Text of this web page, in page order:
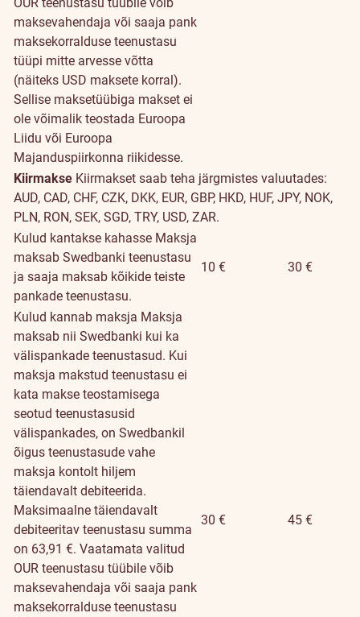
maksevahendaja või saaja pank
maksekorralduse teenustasu
tüüpi mitte arvesse võtta
(näiteks USD maksete korral).
Sellise maksetüübiga makset ei
ole võimalik teostada Euroopa
Liidu või Euroopa
Majanduspiirkonna riikidesse.
Kiirmakse Kiirmakset saab teha järgmistes valuutades:
AUD, CAD, CHF, CZK, DKK, EUR, GBP, HKD, HUF, JPY, NOK,
PLN, RON, SEK, SGD, TRY, USD, ZAR.
Kulud kantakse kahasse Maksja
maksab Swedbanki teenustasu
ja saaja maksab kõikide teiste
pankade teenustasu.
10 € 30 €
Kulud kannab maksja Maksja
maksab nii Swedbanki kui ka
välispankade teenustasud. Kui
maksja makstud teenustasu ei
kata makse teostamisega
seotud teenustasusid
välispankades, on Swedbankil
õigus teenustasude vahe
maksja kontolt hiljem
täiendavalt debiteerida.
Maksimaalne täiendavalt
debiteeritav teenustasu summa
on 63,91 €. Vaatamata valitud
OUR teenustasu tüübile võib
maksevahendaja või saaja pank
maksekorralduse teenustasu
30 € 45 €